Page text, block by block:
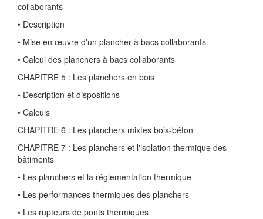
collaborants
• Description
• Mise en œuvre d'un plancher à bacs collaborants
• Calcul des planchers à bacs collaborants
CHAPITRE 5 : Les planchers en bois
• Description et dispositions
• Calculs
CHAPITRE 6 : Les planchers mixtes bois-béton
CHAPITRE 7 : Les planchers et l'isolation thermique des
bâtiments
• Les planchers et la réglementation thermique
• Les performances thermiques des planchers
• Les rupteurs de ponts thermiques